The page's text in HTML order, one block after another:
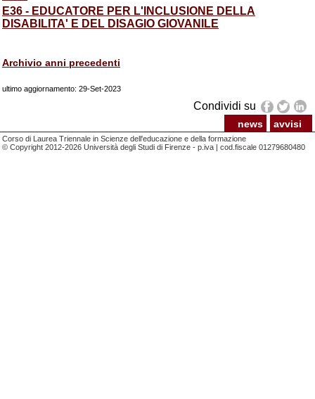
E36 - EDUCATORE PER L'INCLUSIONE DELLA
DISABILITA' E DEL DISAGIO GIOVANILE
Archivio anni precedenti
ultimo aggiornamento: 29-Set-2023
Condividi su
news avvisi
Corso di Laurea Triennale in Scienze dell'educazione e della formazione
© Copyright 2012-2026 Università degli Studi di Firenze - p.iva | cod.fiscale 01279680480